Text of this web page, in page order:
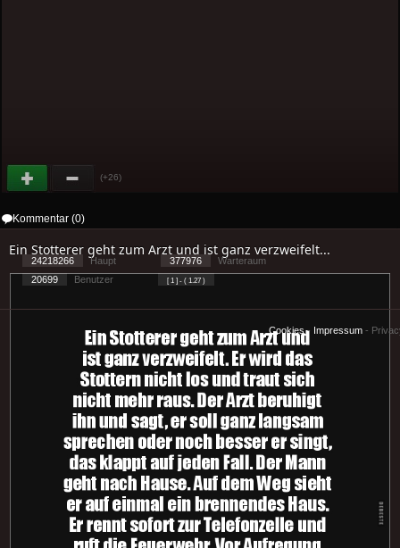
(+26)
Kommentar (0)
Ein Stotterer geht zum Arzt und ist ganz verzweifelt...
24218266 Haupt 377976
Warteraum
20699
Benutzer [ 1 ] - ( 1.27 )
Cookies- Impressum -